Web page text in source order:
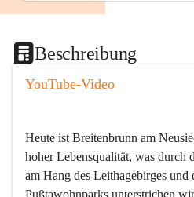
Beschreibung
YouTube-Video
Heute ist Breitenbrunn am
hoher Lebensqualität, was durch
am Hang des Leithagebirges und
Pußtawohnparks unterstrichen